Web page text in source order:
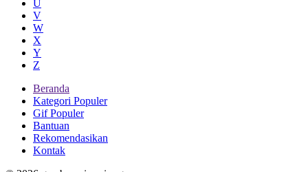
U
V
W
X
Y
Z
Beranda
Kategori Populer
Gif Populer
Bantuan
Rekomendasikan
Kontak